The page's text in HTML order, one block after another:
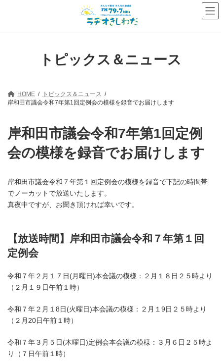
トピックス＆ニュース
HOME
トピックス＆ニュース
岸和田市議会令和7年第1回定例会の模様を録音でお届けします
岸和田市議会令和7年第1回定例
会の模様を録音でお届けします
岸和田市議会令和７年第１回定例会の模様を録音で下記の時間帯
でノーカットで放送いたします。
真夜中ですが、お聞き頂ければ幸いです。
【放送時間】岸和田市議会令和７年第１回
定例会
令和７年２月１７日(月曜日)本会議の模様：２月１８日２５時より
（２月１９日午前１時）
令和７年２月１8日(火曜日)本会議の模様：２月１9日２５時より
（２月20日午前１時）
令和７年３月５日(木曜日)定例会本会議の模様：３月６日２５時よ
り（７日午前１時）